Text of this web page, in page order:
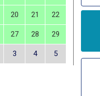
20 21 22
27 28 29
3 4 5